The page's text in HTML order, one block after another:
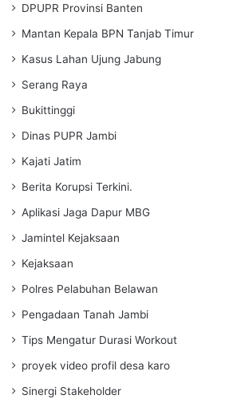
DPUPR Provinsi Banten
Mantan Kepala BPN Tanjab Timur
Kasus Lahan Ujung Jabung
Serang Raya
Bukittinggi
Dinas PUPR Jambi
Kajati Jatim
Berita Korupsi Terkini.
Aplikasi Jaga Dapur MBG
Jamintel Kejaksaan
Kejaksaan
Polres Pelabuhan Belawan
Pengadaan Tanah Jambi
Tips Mengatur Durasi Workout
proyek video profil desa karo
Sinergi Stakeholder